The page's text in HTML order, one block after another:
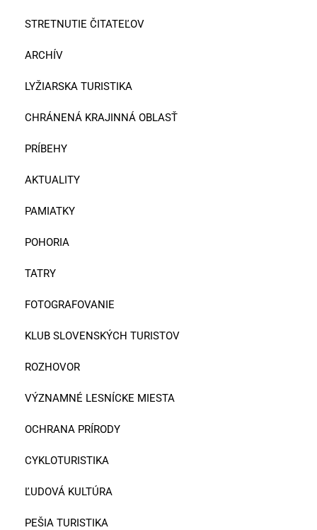
STRETNUTIE ČITATEĽOV
ARCHÍV
LYŽIARSKA TURISTIKA
CHRÁNENÁ KRAJINNÁ OBLASŤ
PRÍBEHY
AKTUALITY
PAMIATKY
POHORIA
TATRY
FOTOGRAFOVANIE
KLUB SLOVENSKÝCH TURISTOV
ROZHOVOR
VÝZNAMNÉ LESNÍCKE MIESTA
OCHRANA PRÍRODY
CYKLOTURISTIKA
ĽUDOVÁ KULTÚRA
PEŠIA TURISTIKA